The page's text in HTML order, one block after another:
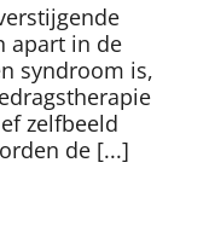
apart in de
syndroom is,
zelfbeeld
de [...]